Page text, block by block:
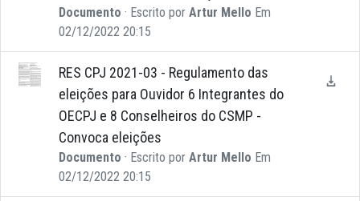
Documento · Escrito por Artur Mello Em
02/12/2022 20:15
RES CPJ 2021-03 - Regulamento das
eleições para Ouvidor 6 Integrantes do
OECPJ e 8 Conselheiros do CSMP -
Convoca eleições
Documento · Escrito por Artur Mello Em
02/12/2022 20:15